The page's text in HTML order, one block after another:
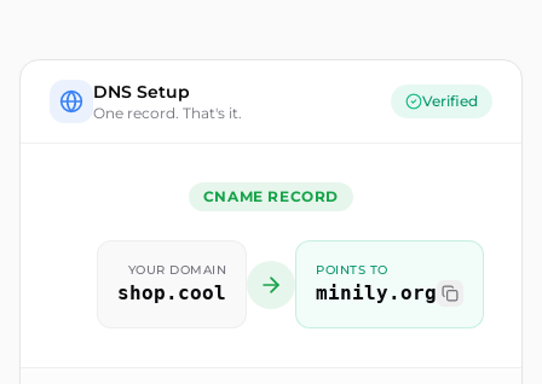
DNS Setup
One record. That's it.
Verified
CNAME RECORD
YOUR DOMAIN
shop.cool
POINTS TO
minily.org